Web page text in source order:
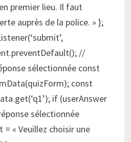
premier lieu. Il faut
auprès de la police. » };
//
sélectionnée const
const
if (userAnswer
sélectionnée
« Veuillez choisir une